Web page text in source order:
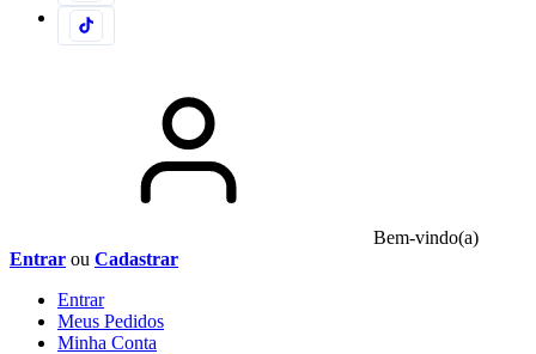
Bem-vindo(a)
Entrar ou Cadastrar
Entrar
Meus Pedidos
Minha Conta